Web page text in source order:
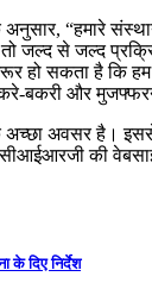
अनुसार, “हमारे
जल्द से जल्द
हो सकता है कि
बकरी और
अवसर है। इससे
की
के दिए निर्देश